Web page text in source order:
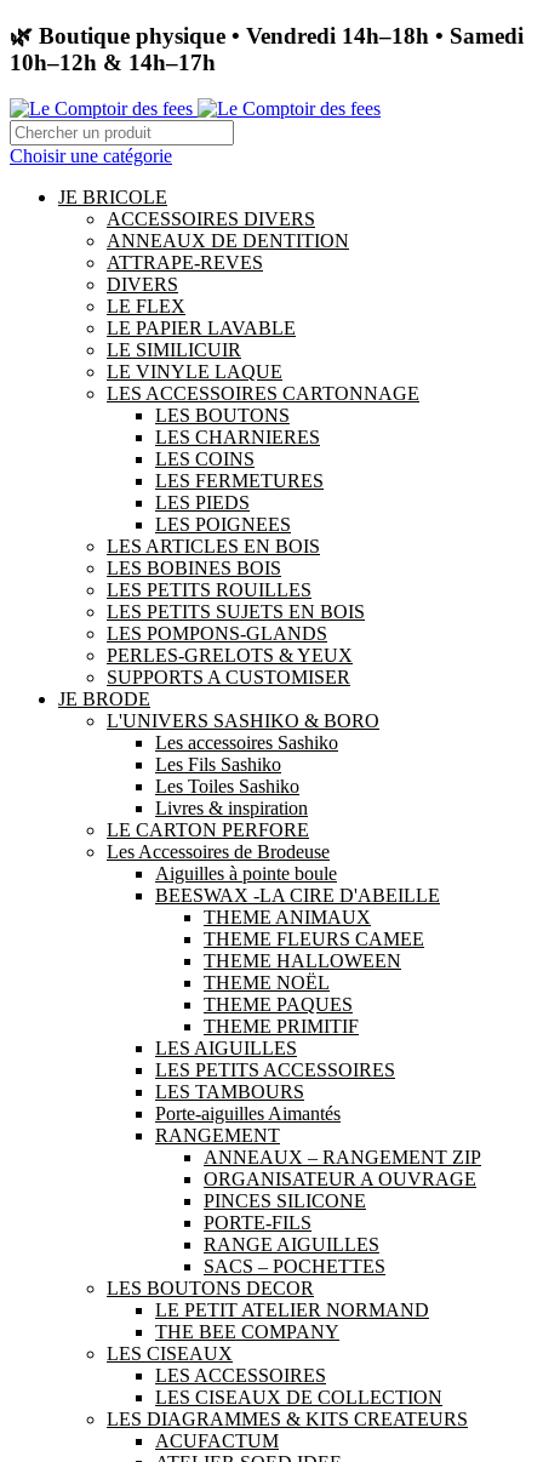
🌿 Boutique physique • Vendredi 14h–18h • Samedi
10h–12h & 14h–17h
Choisir une catégorie
JE BRICOLE
ACCESSOIRES DIVERS
ANNEAUX DE DENTITION
ATTRAPE-REVES
DIVERS
LE FLEX
LE PAPIER LAVABLE
LE SIMILICUIR
LE VINYLE LAQUE
LES ACCESSOIRES CARTONNAGE
LES BOUTONS
LES CHARNIERES
LES COINS
LES FERMETURES
LES PIEDS
LES POIGNEES
LES ARTICLES EN BOIS
LES BOBINES BOIS
LES PETITS ROUILLES
LES PETITS SUJETS EN BOIS
LES POMPONS-GLANDS
PERLES-GRELOTS & YEUX
SUPPORTS A CUSTOMISER
JE BRODE
L'UNIVERS SASHIKO & BORO
Les accessoires Sashiko
Les Fils Sashiko
Les Toiles Sashiko
Livres & inspiration
LE CARTON PERFORE
Les Accessoires de Brodeuse
Aiguilles à pointe boule
BEESWAX -LA CIRE D'ABEILLE
THEME ANIMAUX
THEME FLEURS CAMEE
THEME HALLOWEEN
THEME NOËL
THEME PAQUES
THEME PRIMITIF
LES AIGUILLES
LES PETITS ACCESSOIRES
LES TAMBOURS
Porte-aiguilles Aimantés
RANGEMENT
ANNEAUX – RANGEMENT ZIP
ORGANISATEUR A OUVRAGE
PINCES SILICONE
PORTE-FILS
RANGE AIGUILLES
SACS – POCHETTES
LES BOUTONS DECOR
LE PETIT ATELIER NORMAND
THE BEE COMPANY
LES CISEAUX
LES ACCESSOIRES
LES CISEAUX DE COLLECTION
LES DIAGRAMMES & KITS CREATEURS
ACUFACTUM